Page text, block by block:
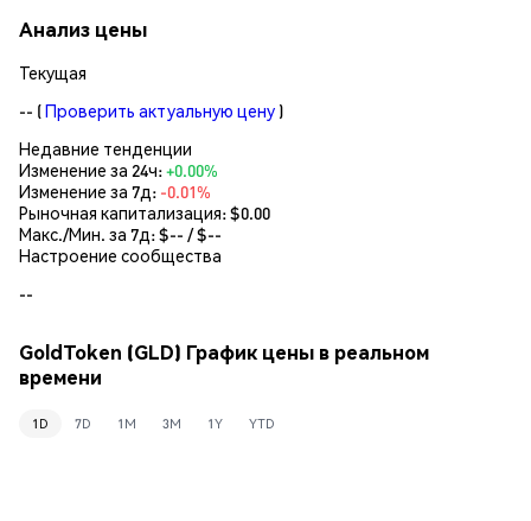
Анализ цены
Текущая
-- (Проверить актуальную цену )
Недавние тенденции
Изменение за 24ч:+0.00%
Изменение за 7д: -0.01%
Рыночная капитализация:$0.00
Макс./Мин. за 7д: $-- / $--
Настроение сообщества
--
GoldToken (GLD) График цены в реальном
времени
1D 7D 1M 3M 1Y YTD